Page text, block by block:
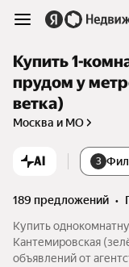
Купить 1-
прудом у
ветка)
Москва и МО
AI 3
189 предложений •
Купить
Кантемировская
объявлений от